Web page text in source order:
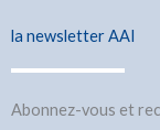
la newsletter AAI
Abonnez-vous et